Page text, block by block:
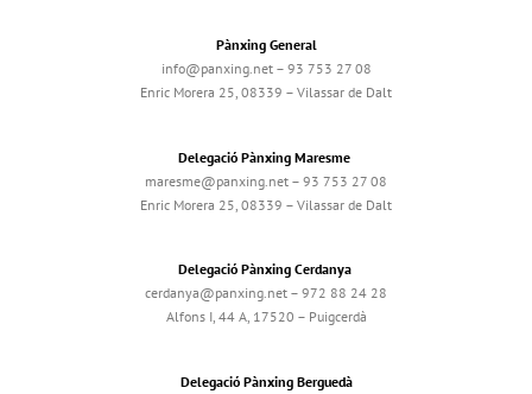
Pànxing General
info@panxing.net – 93 753 27 08
Enric Morera 25, 08339 – Vilassar de Dalt
Delegació Pànxing Maresme
maresme@panxing.net – 93 753 27 08
Enric Morera 25, 08339 – Vilassar de Dalt
Delegació Pànxing Cerdanya
cerdanya@panxing.net – 972 88 24 28
Alfons I, 44 A, 17520 – Puigcerdà
Delegació Pànxing Berguedà